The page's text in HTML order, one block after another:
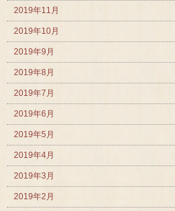
2019年11月
2019年10月
2019年9月
2019年8月
2019年7月
2019年6月
2019年5月
2019年4月
2019年3月
2019年2月